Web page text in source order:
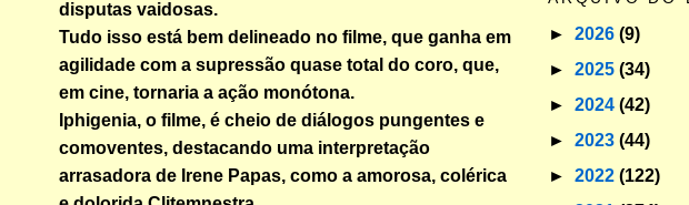
disputas vaidosas.
Tudo isso está bem delineado no filme, que ganha em
agilidade com a supressão quase total do coro, que,
em cine, tornaria a ação monótona.
Iphigenia, o filme, é cheio de diálogos pungentes e
comoventes, destacando uma interpretação
arrasadora de Irene Papas, como a amorosa, colérica
► 2026 (9)
► 2025 (34)
► 2024 (42)
► 2023 (44)
► 2022 (122)